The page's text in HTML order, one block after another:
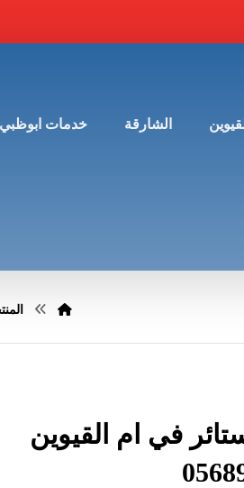
الشارقة خدمات ابوظبي
في ام القيوين